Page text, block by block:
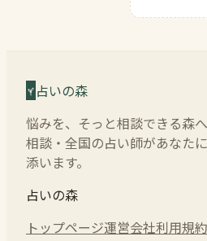
占いの森
悩みを、そっと相談できる森
相談・全国の占い師があなた
添います。
占いの森
トップページ運営会社利用規約